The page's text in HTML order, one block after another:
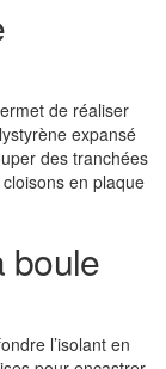
de réaliser
expansé
des tranchées
en plaque
boule
l’isolant en